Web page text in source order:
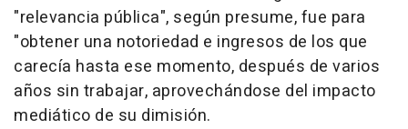
"relevancia pública", según presume, fue para
"obtener una notoriedad e ingresos de los que
carecía hasta ese momento, después de varios
años sin trabajar, aprovechándose del impacto
mediático de su dimisión.